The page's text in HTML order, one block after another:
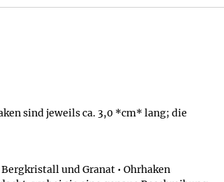
sind jeweils ca. 3,0 *cm* lang; die
und Granat • Ohrhaken